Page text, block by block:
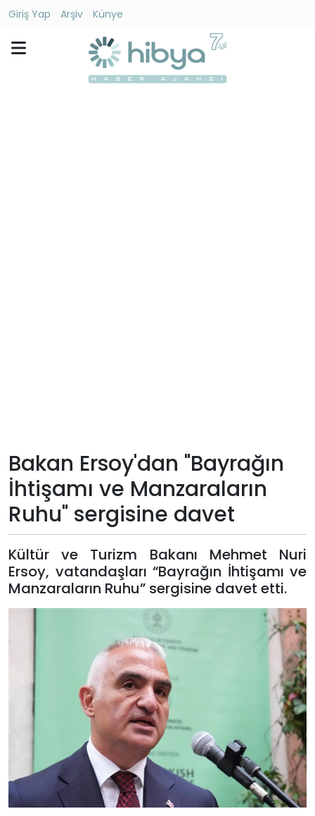
Giriş Yap Arşiv
Künye
Künye
Giriş
Yap
Bakan Ersoy'dan "Bayrağın
İhtişamı ve Manzaraların
Ruhu" sergisine davet
Kültür ve Turizm Bakanı Mehmet Nuri
Ersoy, vatandaşları “Bayrağın İhtişamı ve
Manzaraların Ruhu” sergisine davet etti.